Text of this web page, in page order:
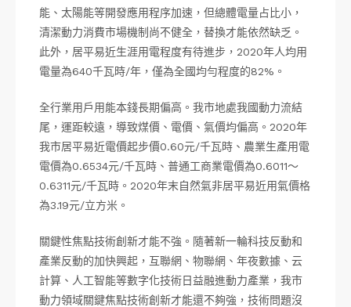
能、太陽能等開發應用程序加速，但總體電量占比小，
清潔動力消費市場機制尚不健全，替換才能依然缺乏。
此外，居平易近生涯用電程度有待進步，2020年人均用
電量為640千瓦時/年，僅為全國均勻程度的82%。
全行業用戶用能本錢長期偏高。我市地處我國動力流結
尾，運距較遠，導致煤價、電價、氣價均偏高。2020年
我市居平易近電價起步價0.60元/千瓦時、農業生產用電
電價為0.6534元/千瓦時、普通工商業電價為0.6011～
0.6311元/千瓦時。2020年末自然氣非居平易近用氣價格
為3.19元/立方米。
關鍵性焦點技術創新才能不強。隨著新一輪科技反動和
產業反動的加快興起，互聯網、物聯網、年夜數據、云
計算、人工智能等數字化技術日益融進動力產業，我市
動力領域關鍵焦點技術創新才能還不夠強，技術問題沒